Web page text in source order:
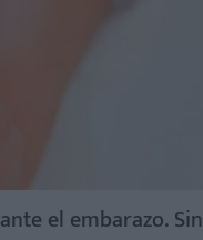
el embarazo. Sin